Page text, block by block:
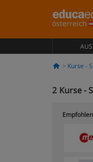
österreich
Kurse -
2 Kurse -